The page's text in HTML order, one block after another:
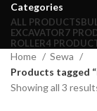
Categories
ALL PRODUCTS
EXCAVATOR7
ROLLER4
Home
Sewa
Products tagged
Showing all 3